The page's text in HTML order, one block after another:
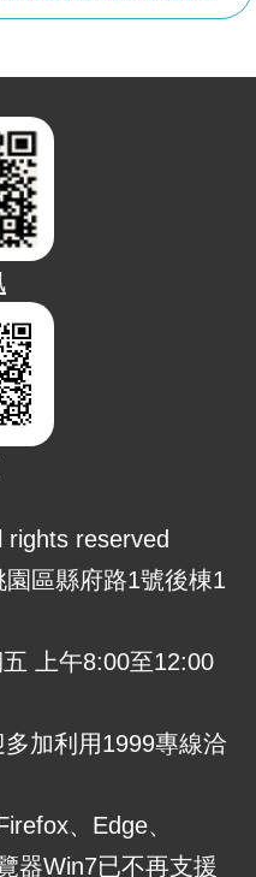
rights reserved
區縣府路1號後棟1
上午8:00至12:00
加利用1999專線洽
、Edge、
器Win7已不再支援